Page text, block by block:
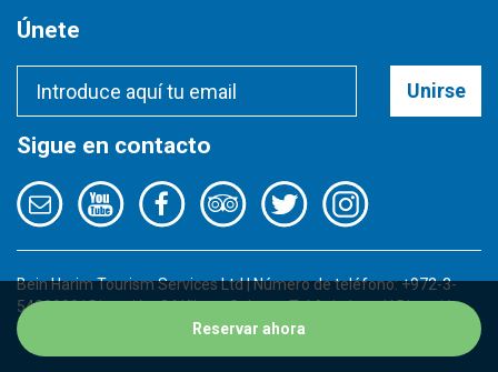
Reservar ahora
Únete
Unirse
Sigue en contacto
Bein Harim Tourism Services Ltd | Número de teléfono: +972-3-
5422000 | Dirección: 34 Kibutz Galuyot, Tel Aviv, Israel | Dirección
de email:
info@beinharimtours.com